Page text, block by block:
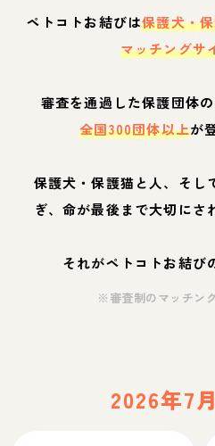
ペトコトお結びは保護犬・
マッチングサ
審査を通過した保護団体
全国300団体以上が
保護犬・保護猫と人、そし
ぎ、命が最後まで大切にさ
それがペトコトお結び
※審査制のマッチン
2026年7